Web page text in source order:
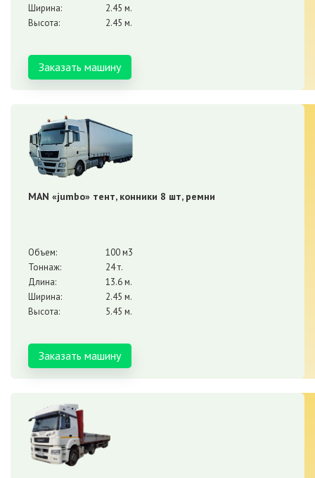
Ширина:
2.45 м.
Высота:
2.45 м.
Заказать машину
MAN «jumbo» тент, конники 8 шт, ремни
Объем:
100 м3
Тоннаж:
24 т.
Длина:
13.6 м.
Ширина:
2.45 м.
Высота:
5.45 м.
Заказать машину